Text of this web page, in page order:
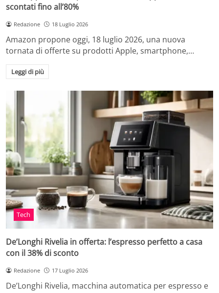
scontati fino all’80%
Redazione 18 Luglio 2026
Amazon propone oggi, 18 luglio 2026, una nuova
tornata di offerte su prodotti Apple, smartphone,…
Leggi di più
Tech
De’Longhi Rivelia in offerta: l’espresso perfetto a casa
con il 38% di sconto
Redazione 17 Luglio 2026
De’Longhi Rivelia, macchina automatica per espresso e